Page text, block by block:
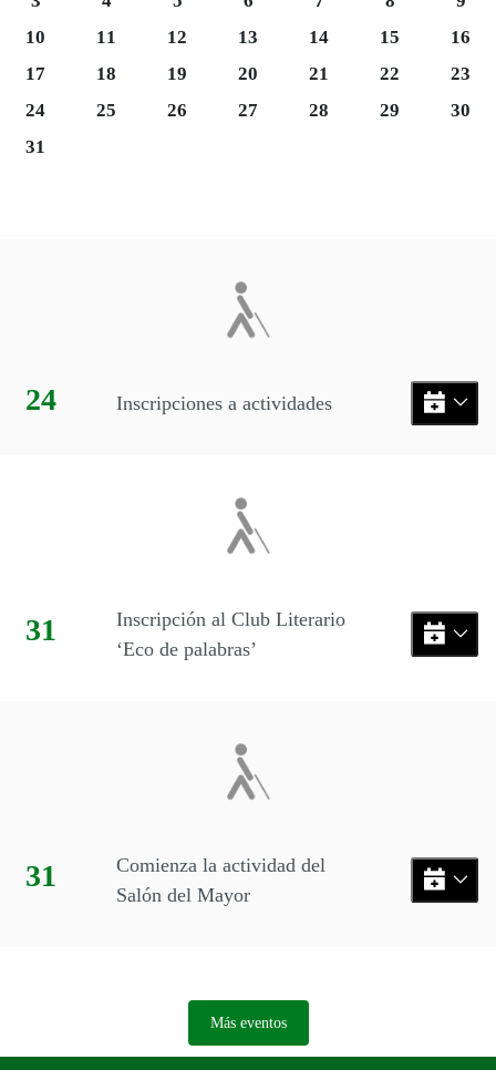
Lunes 10
10 Martes 11
11 Miércoles 12
12 Jueves 13
13 Viernes 14
14 Sábado 15
15
16
Lunes 17
17 Martes 18
18 Miércoles 19
19 Jueves 20
20 Viernes 21
21 Sábado 22
22
23
24
Martes 25
25 Miércoles 26
26 Jueves 27
27 Viernes 28
28 Sábado 29
29
30
31
Día:
24 Inscripciones a actividades
Día:
31
Inscripción al Club Literario
‘Eco de palabras’
Día:
31
Comienza la actividad del
Salón del Mayor
Más eventos